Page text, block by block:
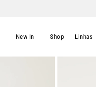
New In Shop Linhas